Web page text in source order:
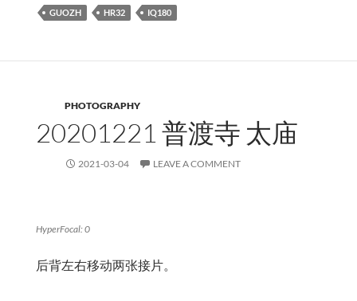
GUOZH HR32 IQ180
PHOTOGRAPHY
20201221 普渡寺 太庙
2021-03-04 LEAVE A COMMENT
HyperFocal: 0
后背左右移动两张接片。